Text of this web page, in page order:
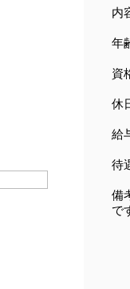
内
年
資
休
給
待
備
で